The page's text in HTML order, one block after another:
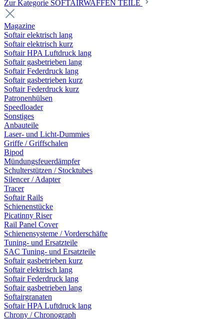
Zur Kategorie SOFTAIRWAFFEN TEILE
Magazine
Softair elektrisch lang
Softair elektrisch kurz
Softair HPA Luftdruck lang
Softair gasbetrieben lang
Softair Federdruck lang
Softair gasbetrieben kurz
Softair Federdruck kurz
Patronenhülsen
Speedloader
Sonstiges
Anbauteile
Laser- und Licht-Dummies
Griffe / Griffschalen
Bipod
Mündungsfeuerdämpfer
Schulterstützen / Stocktubes
Silencer / Adapter
Tracer
Softair Rails
Schienenstücke
Picatinny Riser
Rail Panel Cover
Schienensysteme / Vorderschäfte
Tuning- und Ersatzteile
SAC Tuning- und Ersatzteile
Softair gasbetrieben kurz
Softair elektrisch lang
Softair Federdruck lang
Softair gasbetrieben lang
Softairgranaten
Softair HPA Luftdruck lang
Chrony / Chronograph